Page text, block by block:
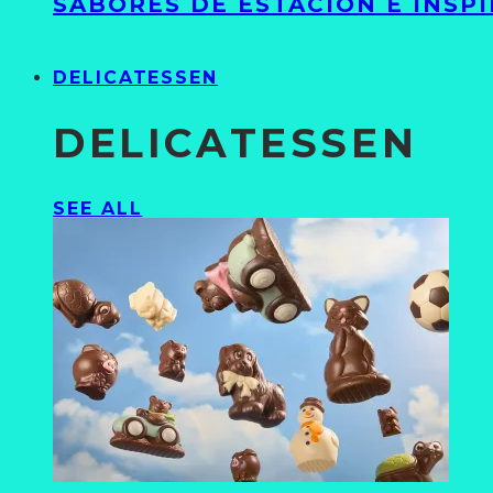
DELICATESSEN
DELICATESSEN
SEE ALL